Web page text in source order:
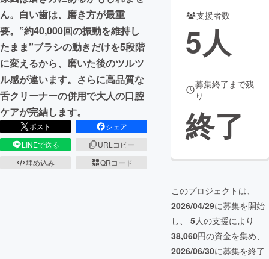
CAMPFIREふるさと納税
コミュニティ
ん。白い歯は、磨き方が最重
要。”約40,000回の振動を維持し
たまま”ブラシの動きだけを5段階
に変えるから、磨いた後のツルツ
ル感が違います。さらに高品質な
舌クリーナーの併用で大人の口腔
ケアが完結します。
ポスト
シェア
LINEで送る
URLコピー
埋め込み
QRコード
支援者数
5人
募集終了まで残
り
終了
このプロジェクトは、
2026/04/29に募集を開始
し、 5人の支援により
38,060円の資金を集め、
2026/06/30に募集を終了